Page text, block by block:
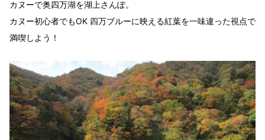
カヌーで奥四万湖を湖上さんぽ。
カヌー初心者でもOK 四万ブルーに映える紅葉を一味違った視点で
満喫しよう！